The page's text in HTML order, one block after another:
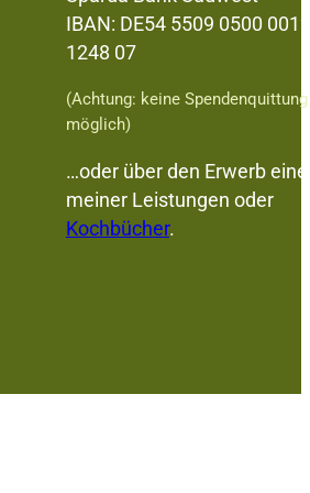
IBAN: DE54 5509 0500 0012
1248 07
(Achtung: keine Spendenquittung
möglich)
…oder über den Erwerb
meiner Leistungen oder
Kochbücher.